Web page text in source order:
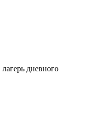
дневного